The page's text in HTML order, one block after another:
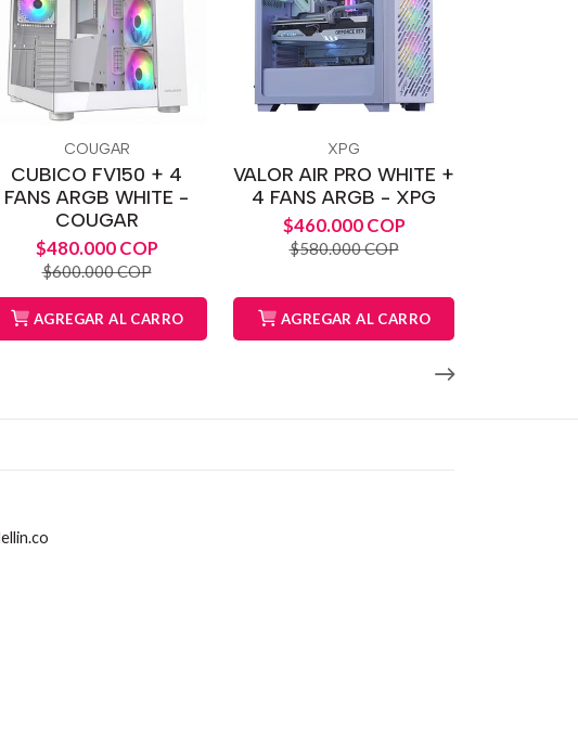
COUGAR
CUBICO FV150 + 4
FANS ARGB WHITE -
COUGAR
$480.000 COP
$600.000 COP
AGREGAR AL CARRO
XPG
VALOR AIR PRO WHITE +
4 FANS ARGB - XPG
$460.000 COP
$580.000 COP
AGREGAR AL CARRO